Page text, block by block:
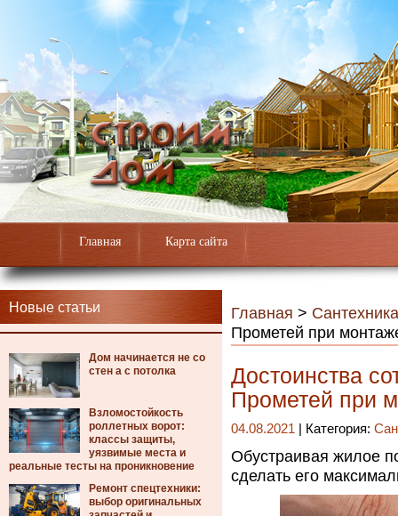
Главная Карта сайта
Новые статьи
Дом начинается не со
стен а с потолка
Взломостойкость
роллетных ворот:
классы защиты,
уязвимые места и
реальные тесты на проникновение
Ремонт спецтехники:
выбор оригинальных
Главная > Сантехника
Прометей при
Достоинства
Прометей при
04.08.2021 | Категория:
Обустраивая жилое
сделать его